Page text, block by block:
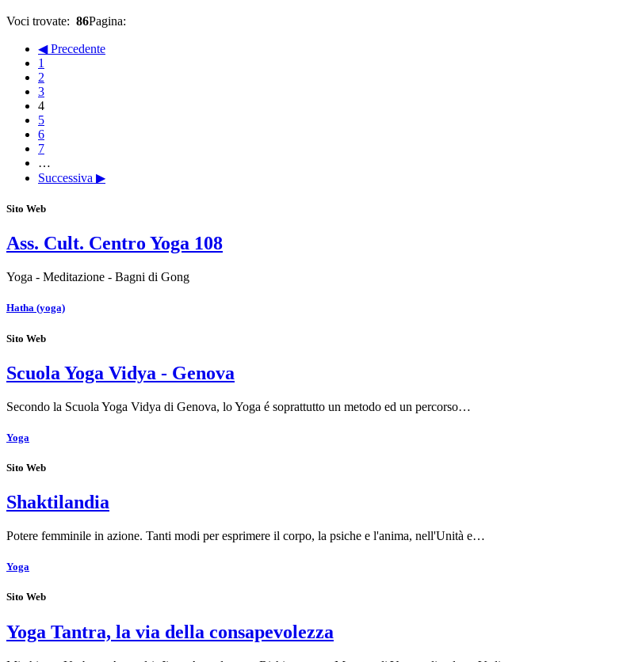
Voci trovate: 86Pagina:
◀ Precedente
1
2
3
4
5
6
7
…
Successiva ▶
Sito Web
Ass. Cult. Centro Yoga 108
Yoga - Meditazione - Bagni di Gong
Hatha (yoga)
Sito Web
Scuola Yoga Vidya - Genova
Secondo la Scuola Yoga Vidya di Genova, lo Yoga é soprattutto un metodo ed un percorso…
Yoga
Sito Web
Shaktilandia
Potere femminile in azione. Tanti modi per esprimere il corpo, la psiche e l'anima, nell'Unità e…
Yoga
Sito Web
Yoga Tantra, la via della consapevolezza